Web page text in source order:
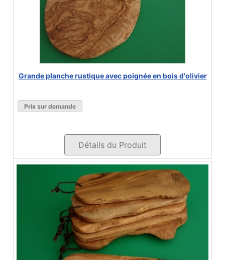
Grande planche rustique avec poignée en bois d'olivier
Prix sur demande
Détails du Produit